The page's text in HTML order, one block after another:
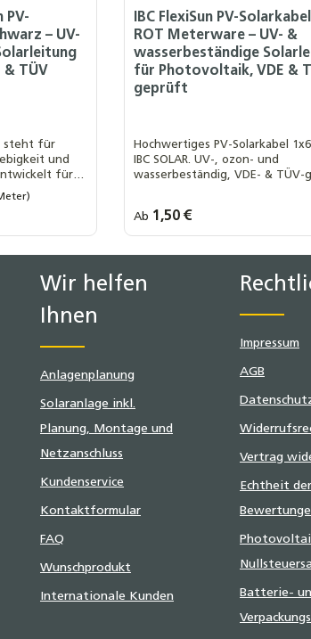
PV-
– UV-
TÜV
steht für
und
für
30 Jahren
UstG
IBC FlexiSun PV-
ROT Meterware – UV- &
wasserbeständige
für Photovoltaik, VDE &
geprüft
Hochwertiges PV-Solarkabel
IBC SOLAR. UV-, ozon- und
wasserbeständig, VDE- &
Regulärer Preis:
Ab 1,50 €
Ihre MwSt. Auswahl::
0 % MwSt. nach § 12 Abs. 3
Wir helfen
Ihnen
Anlagenplanung
Solaranlage inkl.
Planung, Montage und
Netzanschluss
Kundenservice
Kontaktformular
FAQ
Wunschprodukt
Internationale Kunden
Impressum
AGB
Vertrag
Echtheit der
Batterie-